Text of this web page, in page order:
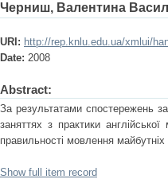
Черниш, Валентина
URI: http://rep.knlu.edu.ua/xmlui/
Date: 2008
Abstract:
За результатами спостережень
заняттях з практики
правильності мовлення майбутніх
Show full item record